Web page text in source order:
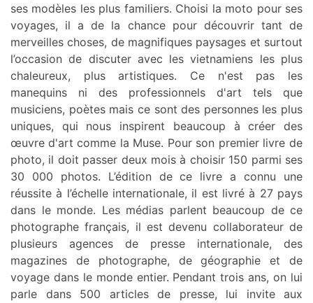
ses modèles les plus familiers. Choisi la moto pour ses
voyages, il a de la chance pour découvrir tant de
merveilles choses, de magnifiques paysages et surtout
l’occasion de discuter avec les vietnamiens les plus
chaleureux, plus artistiques. Ce n'est pas les
manequins ni des professionnels d'art tels que
musiciens, poètes mais ce sont des personnes les plus
uniques, qui nous inspirent beaucoup à créer des
œuvre d'art comme la Muse. Pour son premier livre de
photo, il doit passer deux mois à choisir 150 parmi ses
30 000 photos. L’édition de ce livre a connu une
réussite à l’échelle internationale, il est livré à 27 pays
dans le monde. Les médias parlent beaucoup de ce
photographe français, il est devenu collaborateur de
plusieurs agences de presse internationale, des
magazines de photographe, de géographie et de
voyage dans le monde entier. Pendant trois ans, on lui
parle dans 500 articles de presse, lui invite aux